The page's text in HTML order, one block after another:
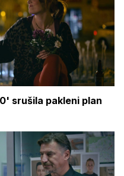
srušila pakleni plan